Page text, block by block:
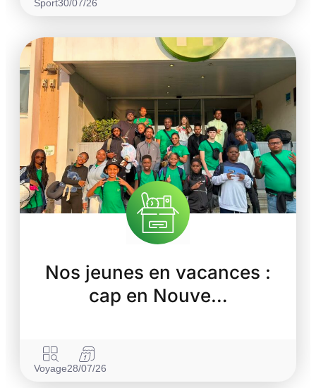
Sport30/07/26
Nos jeunes en vacances :
cap en Nouve…
Voyage28/07/26